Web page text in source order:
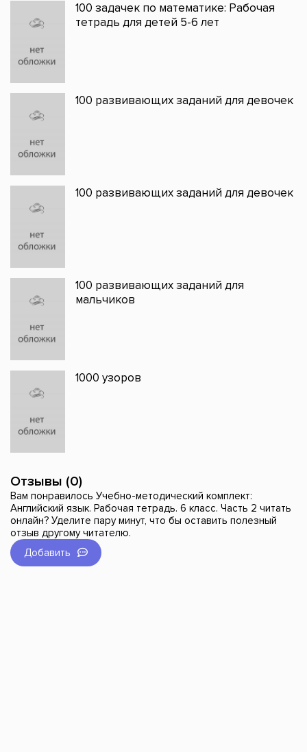
100 задачек по математике: Рабочая
тетрадь для детей 5-6 лет
100 развивающих заданий для девочек
100 развивающих заданий для девочек
100 развивающих заданий для
мальчиков
1000 узоров
Отзывы (0)
Вам понравилось Учебно-методический комплект:
Английский язык. Рабочая тетрадь. 6 класс. Часть 2 читать
онлайн? Уделите пару минут, что бы оставить полезный
отзыв другому читателю.
Добавить